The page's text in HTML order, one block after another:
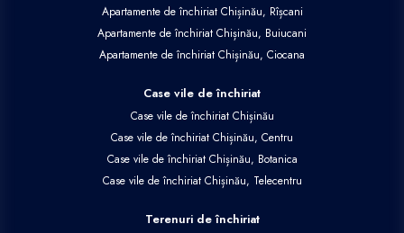
Apartamente de închiriat Chișinău, Rîșcani
Apartamente de închiriat Chișinău, Buiucani
Apartamente de închiriat Chișinău, Ciocana
Case vile de închiriat
Case vile de închiriat Chișinău
Case vile de închiriat Chișinău, Centru
Case vile de închiriat Chișinău, Botanica
Case vile de închiriat Chișinău, Telecentru
Terenuri de închiriat